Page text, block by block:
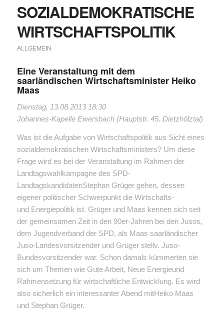
SOZIALDEMOKRATISCHE
WIRTSCHAFTSPOLITIK
ALLGEMEIN
Eine Veranstaltung mit dem
saarländischen Wirtschaftsminister Heiko
Maas
Dienstag, 13.08.2013 18:30
Johannes-Kapelle Ewersbach (Hauptstr. 45, Dietzhölztal)
Was ist die Aufgabe von Wirtschaftspolitik aus Sicht eines
sozialdemokratischen Wirtschaftsministers? Um diese
Frage wird es bei der Veranstaltung im Rahmen der
Landtagswahlkampagne des SPD-
LandtagskandidatenStephan Grüger gehen, dessen
eigener politischer Schwerpunkt die Wirtschafts-
und Energiepolitik ist. Grüger und Maas kennen sich seit
der gemeinsamen Zeit in den 90er-Jahren bei den Jusos,
dem Jugendverband der SPD, als Maas saarländischer
Juso-Landesvorsitzender und Grüger stellv. Juso-
Bundesvorsitzender war. Schon damals kümmerten sie
sich um Themen wie Gute Arbeit, Neue Energieund
Rahmensetzung für wirtschaftliche Entwicklung. Es wird
also sicherlich ein interessanter Abend mitHeiko Maas
und Stephan Grüger.